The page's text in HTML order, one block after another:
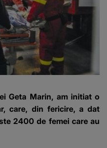
Geta Marin, am initiat o
care, din fericire, a dat
2400 de femei care au